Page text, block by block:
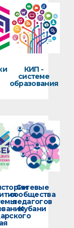
КИП -
системе
образования
Сетевые
сообщества
педагогов
Кубани